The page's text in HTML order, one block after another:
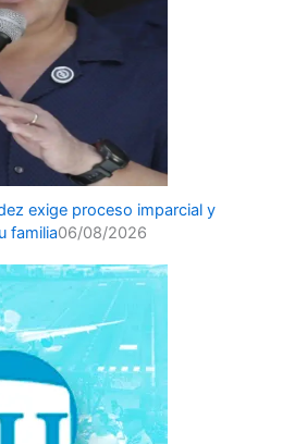
exige proceso imparcial y
familia06/08/2026